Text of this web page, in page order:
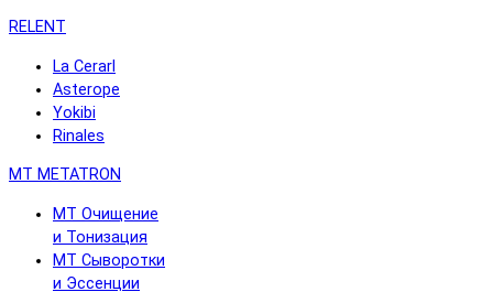
RELENT
La Cerarl
Asterope
Yokibi
Rinales
MT METATRON
MT Очищение
и Тонизация
MT Сыворотки
и Эссенции